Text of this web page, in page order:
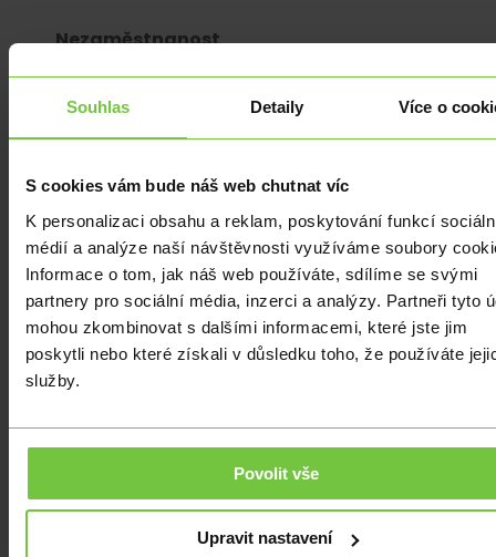
Souhlas Detaily Více o
S cookies vám bude náš web chutnat víc
K personalizaci obsahu a reklam, poskytování funkcí
médií a analýze naší návštěvnosti využíváme soubory
Informace o tom, jak náš web používáte, sdílíme se svými
partnery pro sociální média, inzerci a analýzy. Partneři tyto
mohou zkombinovat s dalšími informacemi, které jste jim
poskytli nebo které získali v důsledku toho, že používáte
služby.
Povolit vše
Upravit nastavení
Nezaměstnanost
roste
de
nepřetržitě
od
začátku
letošního
roku,
a
to
navzdory
v